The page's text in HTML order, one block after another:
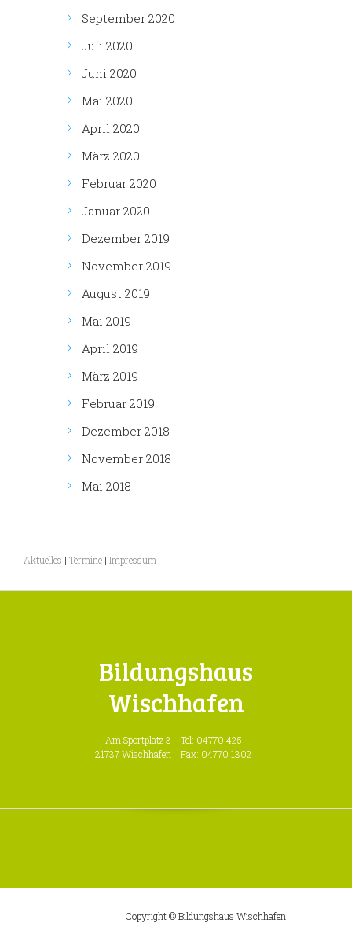
September 2020
Juli 2020
Juni 2020
Mai 2020
April 2020
März 2020
Februar 2020
Januar 2020
Dezember 2019
November 2019
August 2019
Mai 2019
April 2019
März 2019
Februar 2019
Dezember 2018
November 2018
Mai 2018
Aktuelles | Termine | Impressum
Bildungshaus
Wischhafen
Tel: 04770 425
Fax: 04770 1302
Am Sportplatz 3
21737 Wischhafen
Copyright © Bildungshaus Wischhafen